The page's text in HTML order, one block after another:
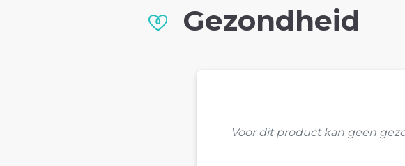
Gezondheid
Voor dit product kan geen